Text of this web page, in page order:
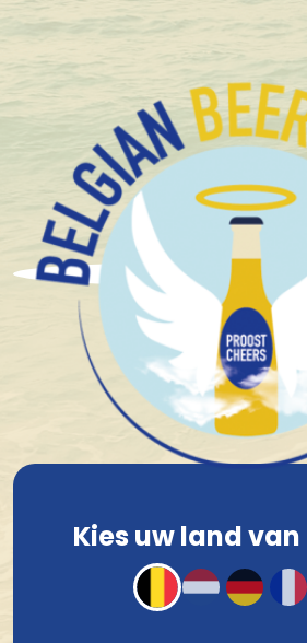
+1.600 Belgische
Brouwerij Huyghe
Floris Cactus 33Cl
4%alcohol Rood/Roze Hoge
Wit / Weissbier
14° plato
€ 2,81
Niet op voorraad
Voor 12.00 u besteld, morgen
Veilig online bestellen en betalen
Kies uw land